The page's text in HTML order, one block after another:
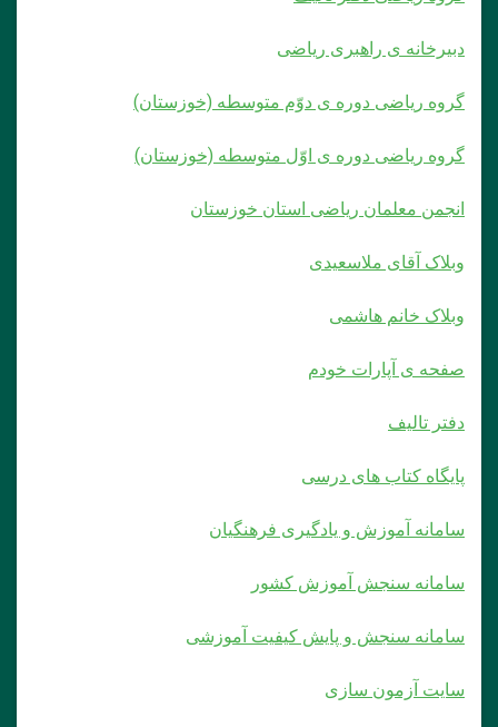
دبیرخانه ی راهبری ریاضی
گروه ریاضی دوره ی دوّم متوسطه (خوزستان)
گروه ریاضی دوره ی اوّل متوسطه (خوزستان)
انجمن معلمان ریاضی استان خوزستان
وبلاک آقای ملاسعیدی
وبلاک خانم هاشمی
صفحه ی آپارات خودم
دفتر تالیف
پایگاه کتاب های درسی
سامانه آموزش و یادگیری فرهنگیان
سامانه سنجش آموزش کشور
سامانه سنجش و پایش کیفیت آموزشی
سایت آزمون سازی